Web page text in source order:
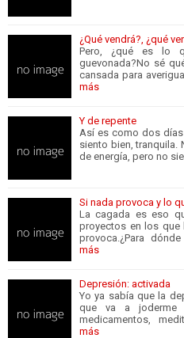
¿Qué vendrá?, ¿qué
Pero, ¿qué es lo
guevonada?No sé
cansada para
más
Y de repente
Así es como dos
siento bien, tranquila.
de energía, pero no
Si nada provoca y lo
La cagada es eso
proyectos en los que
provoca.¿Para
más
Depresión: activada
Yo ya sabía que la
que va a
medicamentos,
más